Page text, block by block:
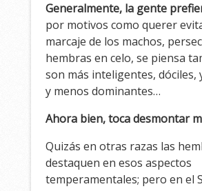
Generalmente, la gente
por motivos como querer
marcaje de los machos,
hembras en celo, se piensa
son más inteligentes, dóciles,
y menos dominantes…
Ahora bien, toca desmontar
Quizás en otras razas las
destaquen en esos aspectos
temperamentales; pero en el